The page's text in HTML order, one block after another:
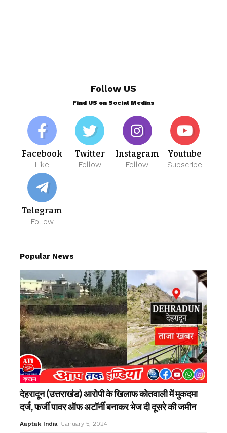
Follow US
Find US on Social Medias
Facebook
Like
Twitter
Follow
Instagram
Follow
Youtube
Subscribe
Telegram
Follow
Popular News
क्राइम
देहरादून (उत्तराखंड) आरोपी के खिलाफ कोतवाली में मुकदमा
दर्ज, फर्जी पावर ऑफ अटॉर्नी बनाकर भेज दी दूसरे की जमीन
Aaptak India January 5, 2024